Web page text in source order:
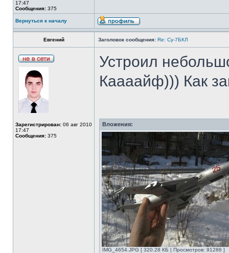
17:47
Сообщения: 375
Вернуться к началу
Евгений Заголовок сообщения: Re: Су-7БКЛ
Зарегистрирован: 06 авг 2010
17:47
Сообщения: 375
Устроил
Каааайф))) Как
Вложения:
IMG_4654.JPG [ 320.28 КБ | Просмотров: 91286 ]